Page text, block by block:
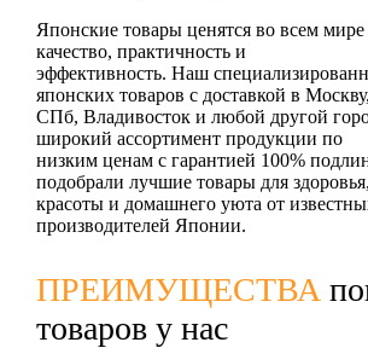
Японские товары ценятся во всем мире
качество, практичность и
эффективность. Наш
японских товаров с доставкой в Москву,
СПб, Владивосток и любой другой
широкий ассортимент продукции по
низким ценам с гарантией 100%
подобрали лучшие товары для здоровья,
красоты и домашнего уюта от
производителей Японии.
ПРЕИМУЩЕСТВА
товаров у нас